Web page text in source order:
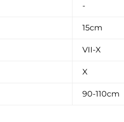
-
15cm
VII-X
X
90-110cm